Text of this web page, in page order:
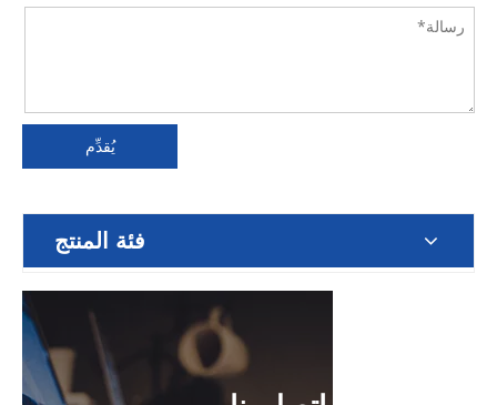
يُقدِّم
فئة المنتج